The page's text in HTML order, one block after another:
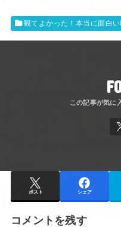
観てよかった！本当に面白
ポスト シェア
コメントを残す